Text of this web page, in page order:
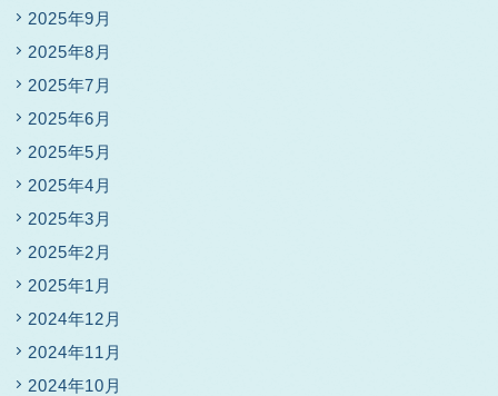
2025年9月
2025年8月
2025年7月
2025年6月
2025年5月
2025年4月
2025年3月
2025年2月
2025年1月
2024年12月
2024年11月
2024年10月